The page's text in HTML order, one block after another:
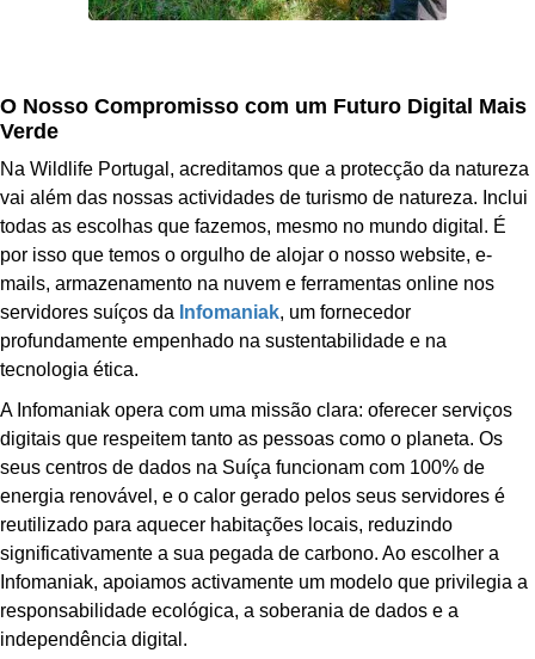
O Nosso Compromisso com um Futuro Digital Mais
Verde
Na Wildlife Portugal, acreditamos que a protecção da natureza
vai além das nossas actividades de turismo de natureza. Inclui
todas as escolhas que fazemos, mesmo no mundo digital. É
por isso que temos o orgulho de alojar o nosso website, e-
mails, armazenamento na nuvem e ferramentas online nos
servidores suíços da Infomaniak, um fornecedor
profundamente empenhado na sustentabilidade e na
tecnologia ética.
A Infomaniak opera com uma missão clara: oferecer serviços
digitais que respeitem tanto as pessoas como o planeta. Os
seus centros de dados na Suíça funcionam com 100% de
energia renovável , e o calor gerado pelos seus servidores é
reutilizado para aquecer habitações locais, reduzindo
significativamente a sua pegada de carbono. Ao escolher a
Infomaniak, apoiamos activamente um modelo que privilegia a
responsabilidade ecológica, a soberania de dados e a
independência digital .